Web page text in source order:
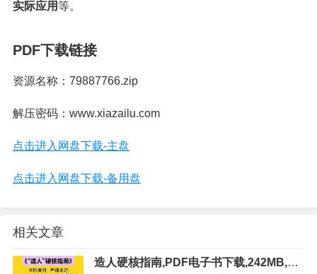
实际应用等。
PDF下载链接
资源名称：79887766.zip
解压密码：www.xiazailu.com
点击进入网盘下载-主盘
点击进入网盘下载-备用盘
相关文章
造人硬核指南,PDF电子书下载,242MB,网